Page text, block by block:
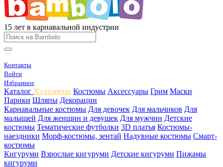
15 лет в карнавальной индустрии
Контакты
Войти
Избранное
Каталог Хэлллоуин Костюмы Аксессуары Грим Маски
Парики Шляпы Декорации
Карнавальные костюмы Для девочек Для мальчиков Для
малышей Для женщин и девушек Для мужчин Детские
костюмы Тематические футболки 3D платья Костюмы-
наездники Морф-костюмы, зентай Надувные костюмы Смарт-
костюмы
Кигуруми Взрослые кигуруми Детские кигуруми Пижамы
кигуруми